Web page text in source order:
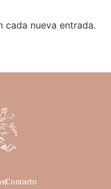
cada nueva entrada.
Contacto